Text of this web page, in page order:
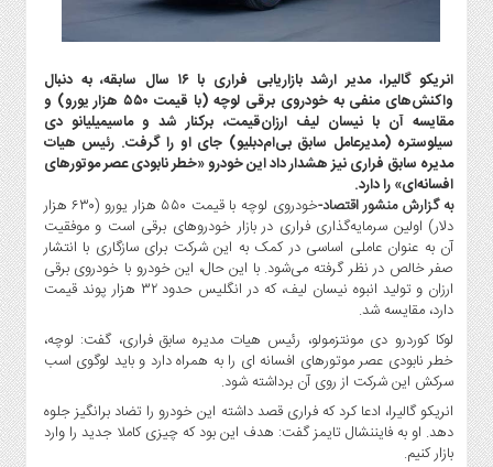
پتروشیمی
صنعت
و
خودرو
استارت
آپ
و
فن
آوری
بانک
،
بیمه
و
ارز
دیجیتال
کشاورزی
و
صنایع
انریکو گالیرا، مدیر ارشد بازاریابی فراری با ۱۶ سال سابقه، به دنبال
واکنش‌های منفی به خودروی برقی لوچه (با قیمت ۵۵۰ هزار یورو) و
مقایسه آن با نیسان لیف ارزان‌قیمت، برکنار شد و ماسیمیلیانو دی
سیلوستره (مدیرعامل سابق بی‌ام‌دبلیو) جای او را گرفت. رئیس هیات
مدیره سابق فراری نیز هشدار داد این خودرو «خطر نابودی عصر موتورهای
افسانه‌ای» را دارد.
به گزارش منشور اقتصاد-
خودروی لوچه با قیمت ۵۵۰ هزار یورو (۶۳۰ هزار
دلار) اولین سرمایه‌گذاری فراری در بازار خودروهای برقی است و موفقیت
آن به عنوان عاملی اساسی در کمک به این شرکت برای سازگاری با انتشار
صفر خالص در نظر گرفته می‌شود. با این حال، این خودرو با خودروی برقی
ارزان و تولید انبوه نیسان لیف، که در انگلیس حدود ۳۲ هزار پوند قیمت
دارد، مقایسه شد.
لوکا کوردرو دی مونتزمولو، رئیس هیات مدیره سابق فراری، گفت: لوچه،
خطر نابودی عصر موتورهای افسانه ای را به همراه دارد و باید لوگوی اسب
سرکش این شرکت از روی آن برداشته شود.
انریکو گالیرا، ادعا کرد که فراری قصد داشته این خودرو را تضاد برانگیز جلوه
دهد. او به فایننشال تایمز گفت: هدف این بود که چیزی کاملا جدید را وارد
بازار کنیم.